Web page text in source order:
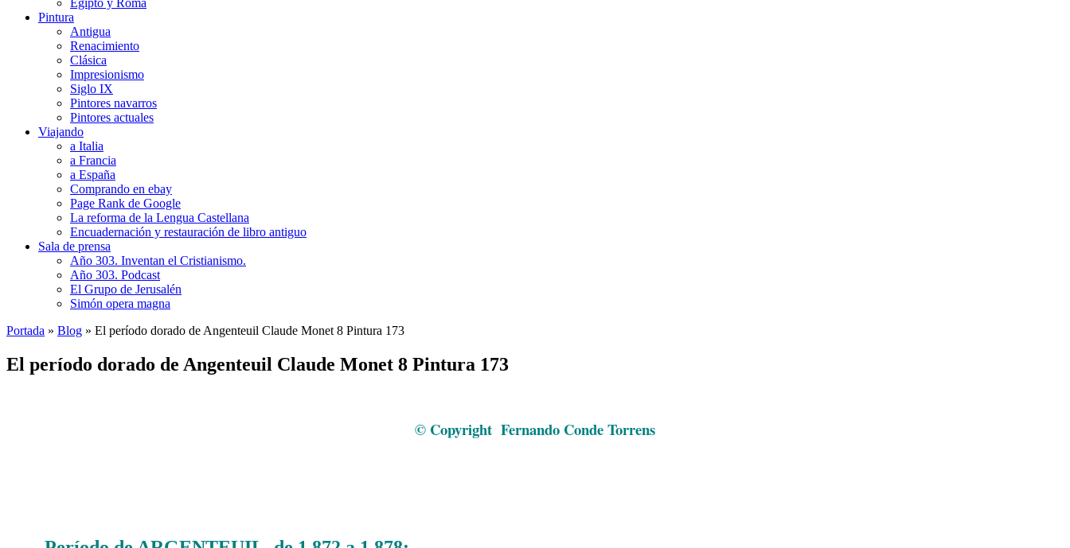
Egipto y Roma
Pintura
Antigua
Renacimiento
Clásica
Impresionismo
Siglo IX
Pintores navarros
Pintores actuales
Viajando
a Italia
a Francia
a España
Comprando en ebay
Page Rank de Google
La reforma de la Lengua Castellana
Encuadernación y restauración de libro antiguo
Sala de prensa
Año 303. Inventan el Cristianismo.
Año 303. Podcast
El Grupo de Jerusalén
Simón opera magna
Portada » Blog » El período dorado de Angenteuil Claude Monet 8 Pintura 173
El período dorado de Angenteuil Claude Monet 8 Pintura 173
© Copyright Fernando Conde Torrens